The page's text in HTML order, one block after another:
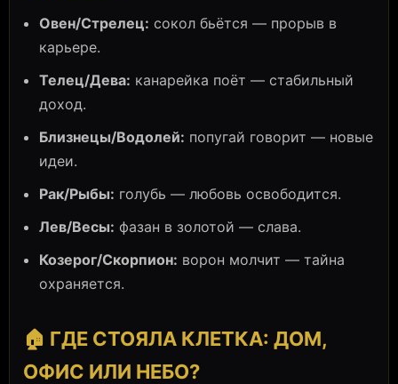
Овен/Стрелец: сокол бьётся — прорыв в
карьере.
Телец/Дева: канарейка поёт — стабильный
доход.
Близнецы/Водолей: попугай говорит — новые
идеи.
Рак/Рыбы: голубь — любовь освободится.
Лев/Весы: фазан в золотой — слава.
Козерог/Скорпион: ворон молчит — тайна
охраняется.
🏠 ГДЕ СТОЯЛА КЛЕТКА: ДОМ,
ОФИС ИЛИ НЕБО?